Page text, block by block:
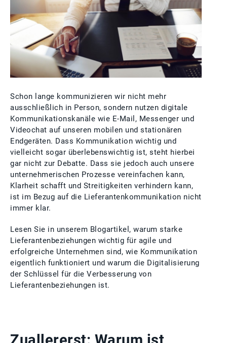
Schon lange kommunizieren wir nicht mehr
ausschließlich in Person, sondern nutzen digitale
Kommunikationskanäle wie E-Mail, Messenger und
Videochat auf unseren mobilen und stationären
Endgeräten. Dass Kommunikation wichtig und
vielleicht sogar überlebenswichtig ist, steht hierbei
gar nicht zur Debatte. Dass sie jedoch auch unsere
unternehmerischen Prozesse vereinfachen kann,
Klarheit schafft und Streitigkeiten verhindern kann,
ist im Bezug auf die Lieferantenkommunikation nicht
immer klar.
Lesen Sie in unserem Blogartikel, warum starke
Lieferantenbeziehungen wichtig für agile und
erfolgreiche Unternehmen sind, wie Kommunikation
eigentlich funktioniert und warum die Digitalisierung
der Schlüssel für die Verbesserung von
Lieferantenbeziehungen ist.